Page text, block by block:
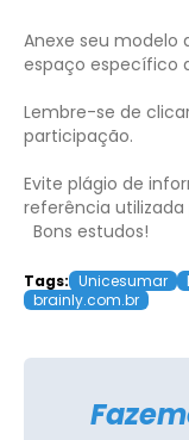
Anexe seu modelo
espaço específico
Lembre-se de
participação.
Evite plágio de
referência utilizada
Bons estudos!
Tags: Unicesumar
brainly.com.br